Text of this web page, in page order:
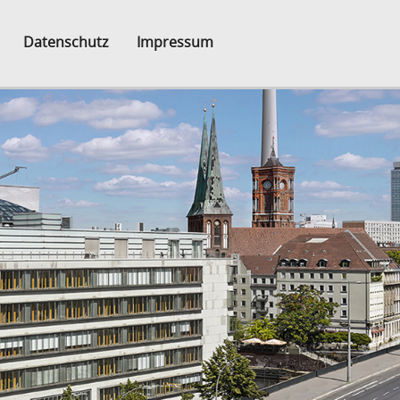
Datenschutz Impressum